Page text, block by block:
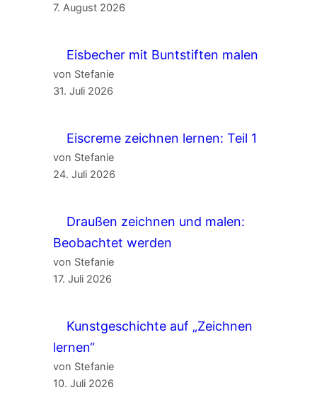
7. August 2026
Eisbecher mit Buntstiften malen
von Stefanie
31. Juli 2026
Eiscreme zeichnen lernen: Teil 1
von Stefanie
24. Juli 2026
Draußen zeichnen und malen:
Beobachtet werden
von Stefanie
17. Juli 2026
Kunstgeschichte auf „Zeichnen
lernen“
von Stefanie
10. Juli 2026